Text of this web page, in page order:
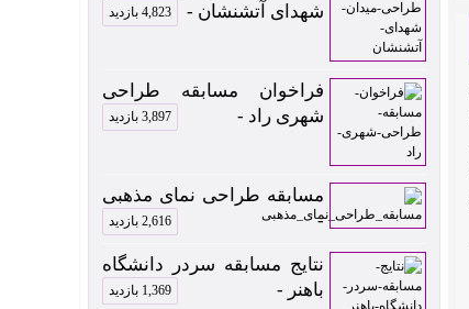
شهدای آتشنشان -
4,823 بازدید
فراخوان مسابقه طراحی
شهری راد -
3,897 بازدید
مسابقه طراحی نمای مذهبی
-
2,616 بازدید
نتایج مسابقه سردر دانشگاه
باهنر -
1,369 بازدید